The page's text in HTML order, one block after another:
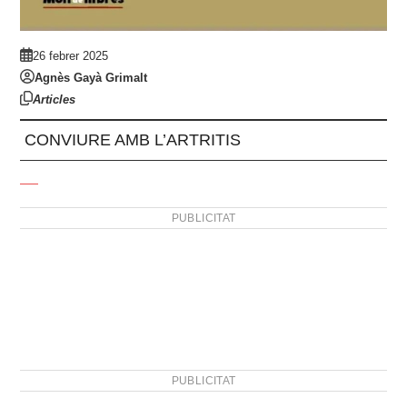
26 febrer 2025
Agnès Gayà Grimalt
Articles
CONVIURE AMB L’ARTRITIS
PUBLICITAT
PUBLICITAT